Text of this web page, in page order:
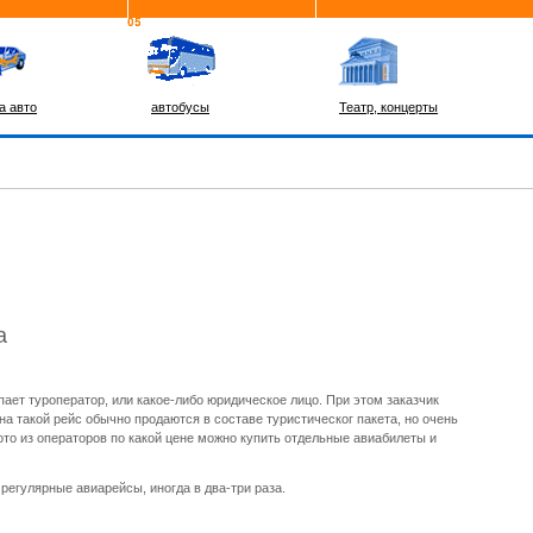
авто автобусы Театр, концерты
туроператор, или какое-либо юридическое лицо. При этом заказчик
рейс обычно продаются в составе туристическог пакета, но очень
из операторов по какой цене можно купить отдельные авиабилеты и
авиарейсы, иногда в два-три раза.